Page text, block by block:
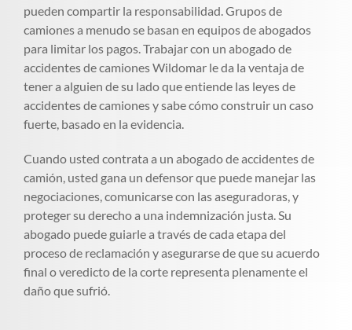
pueden compartir la responsabilidad. Grupos de
camiones a menudo se basan en equipos de abogados
para limitar los pagos. Trabajar con un abogado de
accidentes de camiones Wildomar le da la ventaja de
tener a alguien de su lado que entiende las leyes de
accidentes de camiones y sabe cómo construir un caso
fuerte, basado en la evidencia.
Cuando usted contrata a un abogado de accidentes de
camión, usted gana un defensor que puede manejar las
negociaciones, comunicarse con las aseguradoras, y
proteger su derecho a una indemnización justa. Su
abogado puede guiarle a través de cada etapa del
proceso de reclamación y asegurarse de que su acuerdo
final o veredicto de la corte representa plenamente el
daño que sufrió.